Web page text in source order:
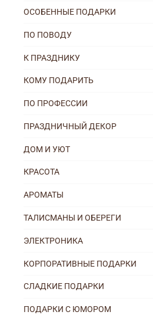
ОСОБЕННЫЕ ПОДАРКИ
ПО ПОВОДУ
К ПРАЗДНИКУ
КОМУ ПОДАРИТЬ
ПО ПРОФЕССИИ
ПРАЗДНИЧНЫЙ ДЕКОР
ДОМ И УЮТ
КРАСОТА
АРОМАТЫ
ТАЛИСМАНЫ И ОБЕРЕГИ
ЭЛЕКТРОНИКА
КОРПОРАТИВНЫЕ ПОДАРКИ
СЛАДКИЕ ПОДАРКИ
ПОДАРКИ С ЮМОРОМ